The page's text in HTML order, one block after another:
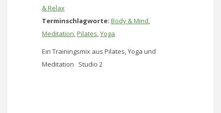
& Relax
Terminschlagworte: Body & Mind,
Meditation,Pilates,Yoga
Ein Trainingsmix aus Pilates, Yoga und
Meditation Studio 2